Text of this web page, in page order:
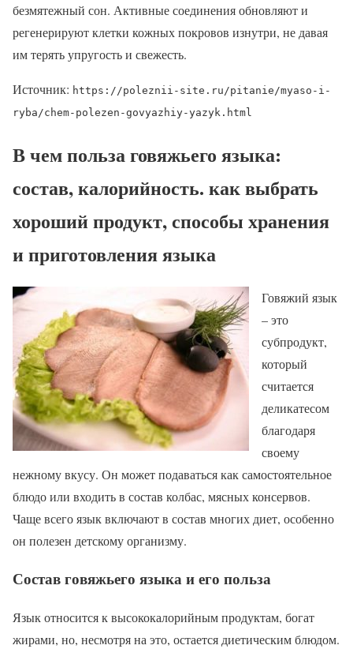
безмятежный сон. Активные соединения обновляют и
регенерируют клетки кожных покровов изнутри, не давая
им терять упругость и свежесть.
Источник: https://poleznii-site.ru/pitanie/myaso-i-
ryba/chem-polezen-govyazhiy-yazyk.html
В чем польза говяжьего языка:
состав, калорийность. как выбрать
хороший продукт, способы хранения
и приготовления языка
Говяжий язык
– это
субпродукт,
который
считается
деликатесом
благодаря
своему
нежному вкусу. Он может подаваться как самостоятельное
блюдо или входить в состав колбас, мясных консервов.
Чаще всего язык включают в состав многих диет, особенно
он полезен детскому организму.
Состав говяжьего языка и его польза
Язык относится к высококалорийным продуктам, богат
жирами, но, несмотря на это, остается диетическим блюдом.